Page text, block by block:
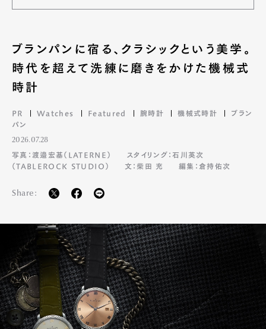
ブランパンに宿る、クラシックという美学。
時代を超えて洗練に磨きをかけた機械式
時計
PR Watches Featured 腕時計 機械式時計
ブラン
パン
2026.07.28
写真：渡邉宏基（LATERNE）
スタイリング：石川英次
（TABLEROCK STUDIO）
文：柴田 充 編集：倉持佑次
Share: